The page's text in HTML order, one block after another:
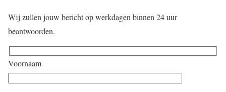
Wij zullen jouw bericht op werkdagen binnen 24 uur
beantwoorden.
Voornaam